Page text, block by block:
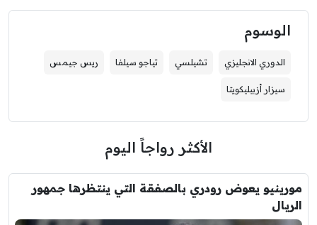
الوسوم
الدوري الانجليزي تشيلسي تياجو سيلفا ريس جيمس
سيزار أزبيليكويتا
الأكثر رواجاً اليوم
مورينيو يعوض رودري بالصفقة التي ينتظرها جمهور
الريال